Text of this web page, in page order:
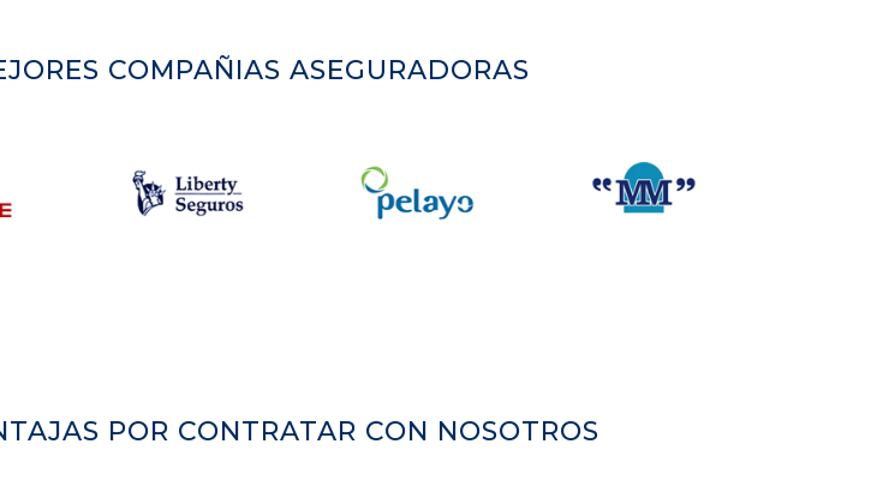
COMPAÑIAS ASEGURADORAS
POR CONTRATAR CON NOSOTROS